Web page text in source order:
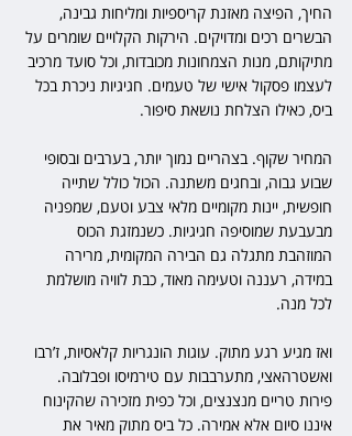
החיך, הפיצה מאזנת קריספיות ומליחות גבינה,
הבשרים רכים ומדויקים. הירקות הקלויים שומרים על
מתיקותם, מנות הצמחונות מכובדות, וכל סועד מרכיב
לעצמו פסקול אישי של טעמים. חגיגיות ניכרת בכל
ביס, כאילו הצלחת נושאת סיפור.
המחיר שקוף. בצהריים נמוך יותר, בערבים ובסופי
שבוע גבוה, ובחגים משתנה. הכול כולל שתייה
חופשית, יינות מקומיים מלאי צבע וטעם, שמפניה
מבעבעת שמוסיפה חגיגיות. כשנמזגת הכוס
המוזהבת מתגלה גם הבירה המקומית, מרירה
במידה, רעננה וטעימה מאוד, כבת לוויה מושלמת
לכל מנה.
ואז מגיע רגע מתוק. עוגות הונגריות קלאסיות, ז’רבו
ואשטרהאצי, מתערבבות עם טירמיסו ופבלובה.
פירות טריים מנצנצים, וכל כפית מזכירה שהקינוח
איננו סיום אלא אמירה. כל ביס מתוק מאיר את